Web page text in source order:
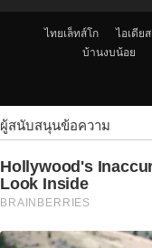
ไทยเล็ทส์โก ไอเดีย
บ้านงบน้อย